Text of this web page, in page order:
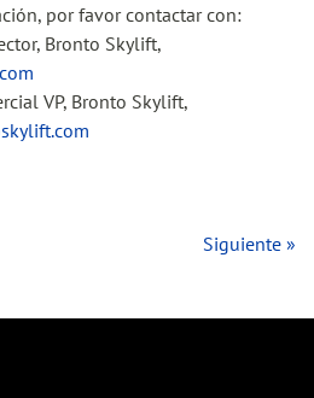
por favor contactar con:
Bronto Skylift,
VP, Bronto Skylift,
Siguiente »